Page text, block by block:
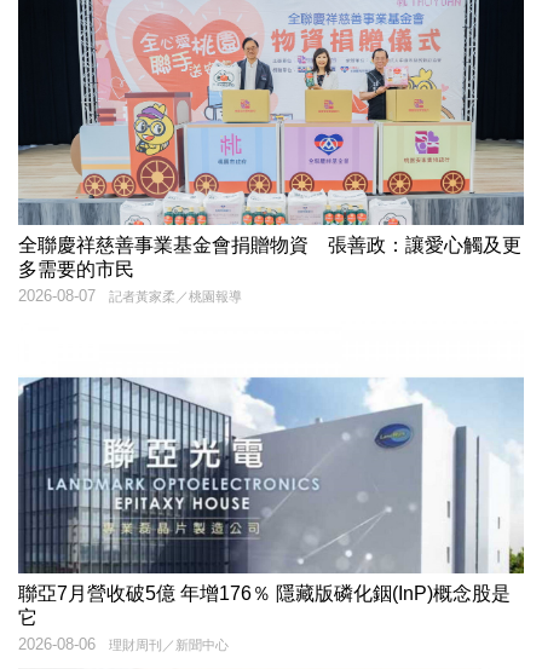
全聯慶祥慈善事業基金會捐贈物資 張善政：讓愛心觸及更
多需要的市民
記者黃家柔／桃園報導
2026-08-07
聯亞7月營收破5億 年增176％ 隱藏版磷化銦(InP)概念股是
它
理財周刊／新聞中心
2026-08-06